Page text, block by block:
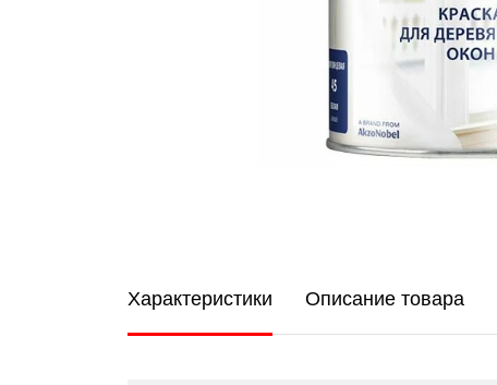
Характеристики Описание товара